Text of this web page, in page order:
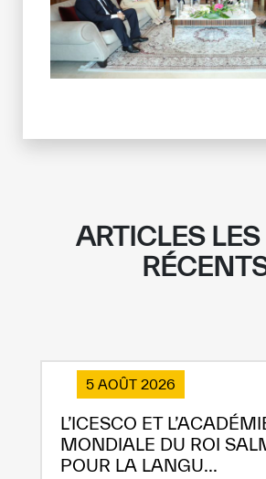
ARTICLES
5 AOÛT 2026
L’ICESCO ET
MONDIALE DU ROI
POUR LA LANGU...